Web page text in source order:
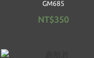
GM685
NT$350